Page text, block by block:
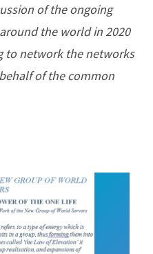
of the ongoing
the world in 2020
to network the networks
of the common